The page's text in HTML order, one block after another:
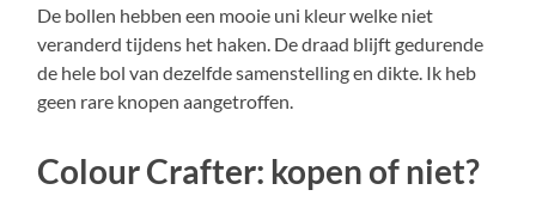
De bollen hebben een mooie uni kleur welke niet
veranderd tijdens het haken. De draad blijft gedurende
de hele bol van dezelfde samenstelling en dikte. Ik heb
geen rare knopen aangetroffen.
Colour Crafter: kopen of niet?